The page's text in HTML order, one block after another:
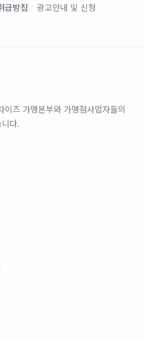
급방침 광고안내 및 신청
즈 가맹본부와 가맹점사업자들의
다.